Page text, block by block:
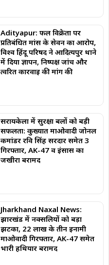
Adityapur: फल विक्रेता पर
प्रतिबंधित मांस के सेवन का आरोप,
विश्व हिंदू परिषद ने आदित्यपुर थाने
में दिया ज्ञापन, निष्पक्ष जांच और
त्वरित कार्रवाई की मांग की
सरायकेला में सुरक्षा बलों को बड़ी
सफलता: कुख्यात माओवादी जोनल
कमांडर रवि सिंह सरदार समेत 3
गिरफ्तार, AK-47 व इंसास का
जखीरा बरामद
Jharkhand Naxal News:
झारखंड में नक्सलियों को बड़ा
झटका, 22 लाख के तीन इनामी
माओवादी गिरफ्तार, AK-47 समेत
भारी हथियार बरामद